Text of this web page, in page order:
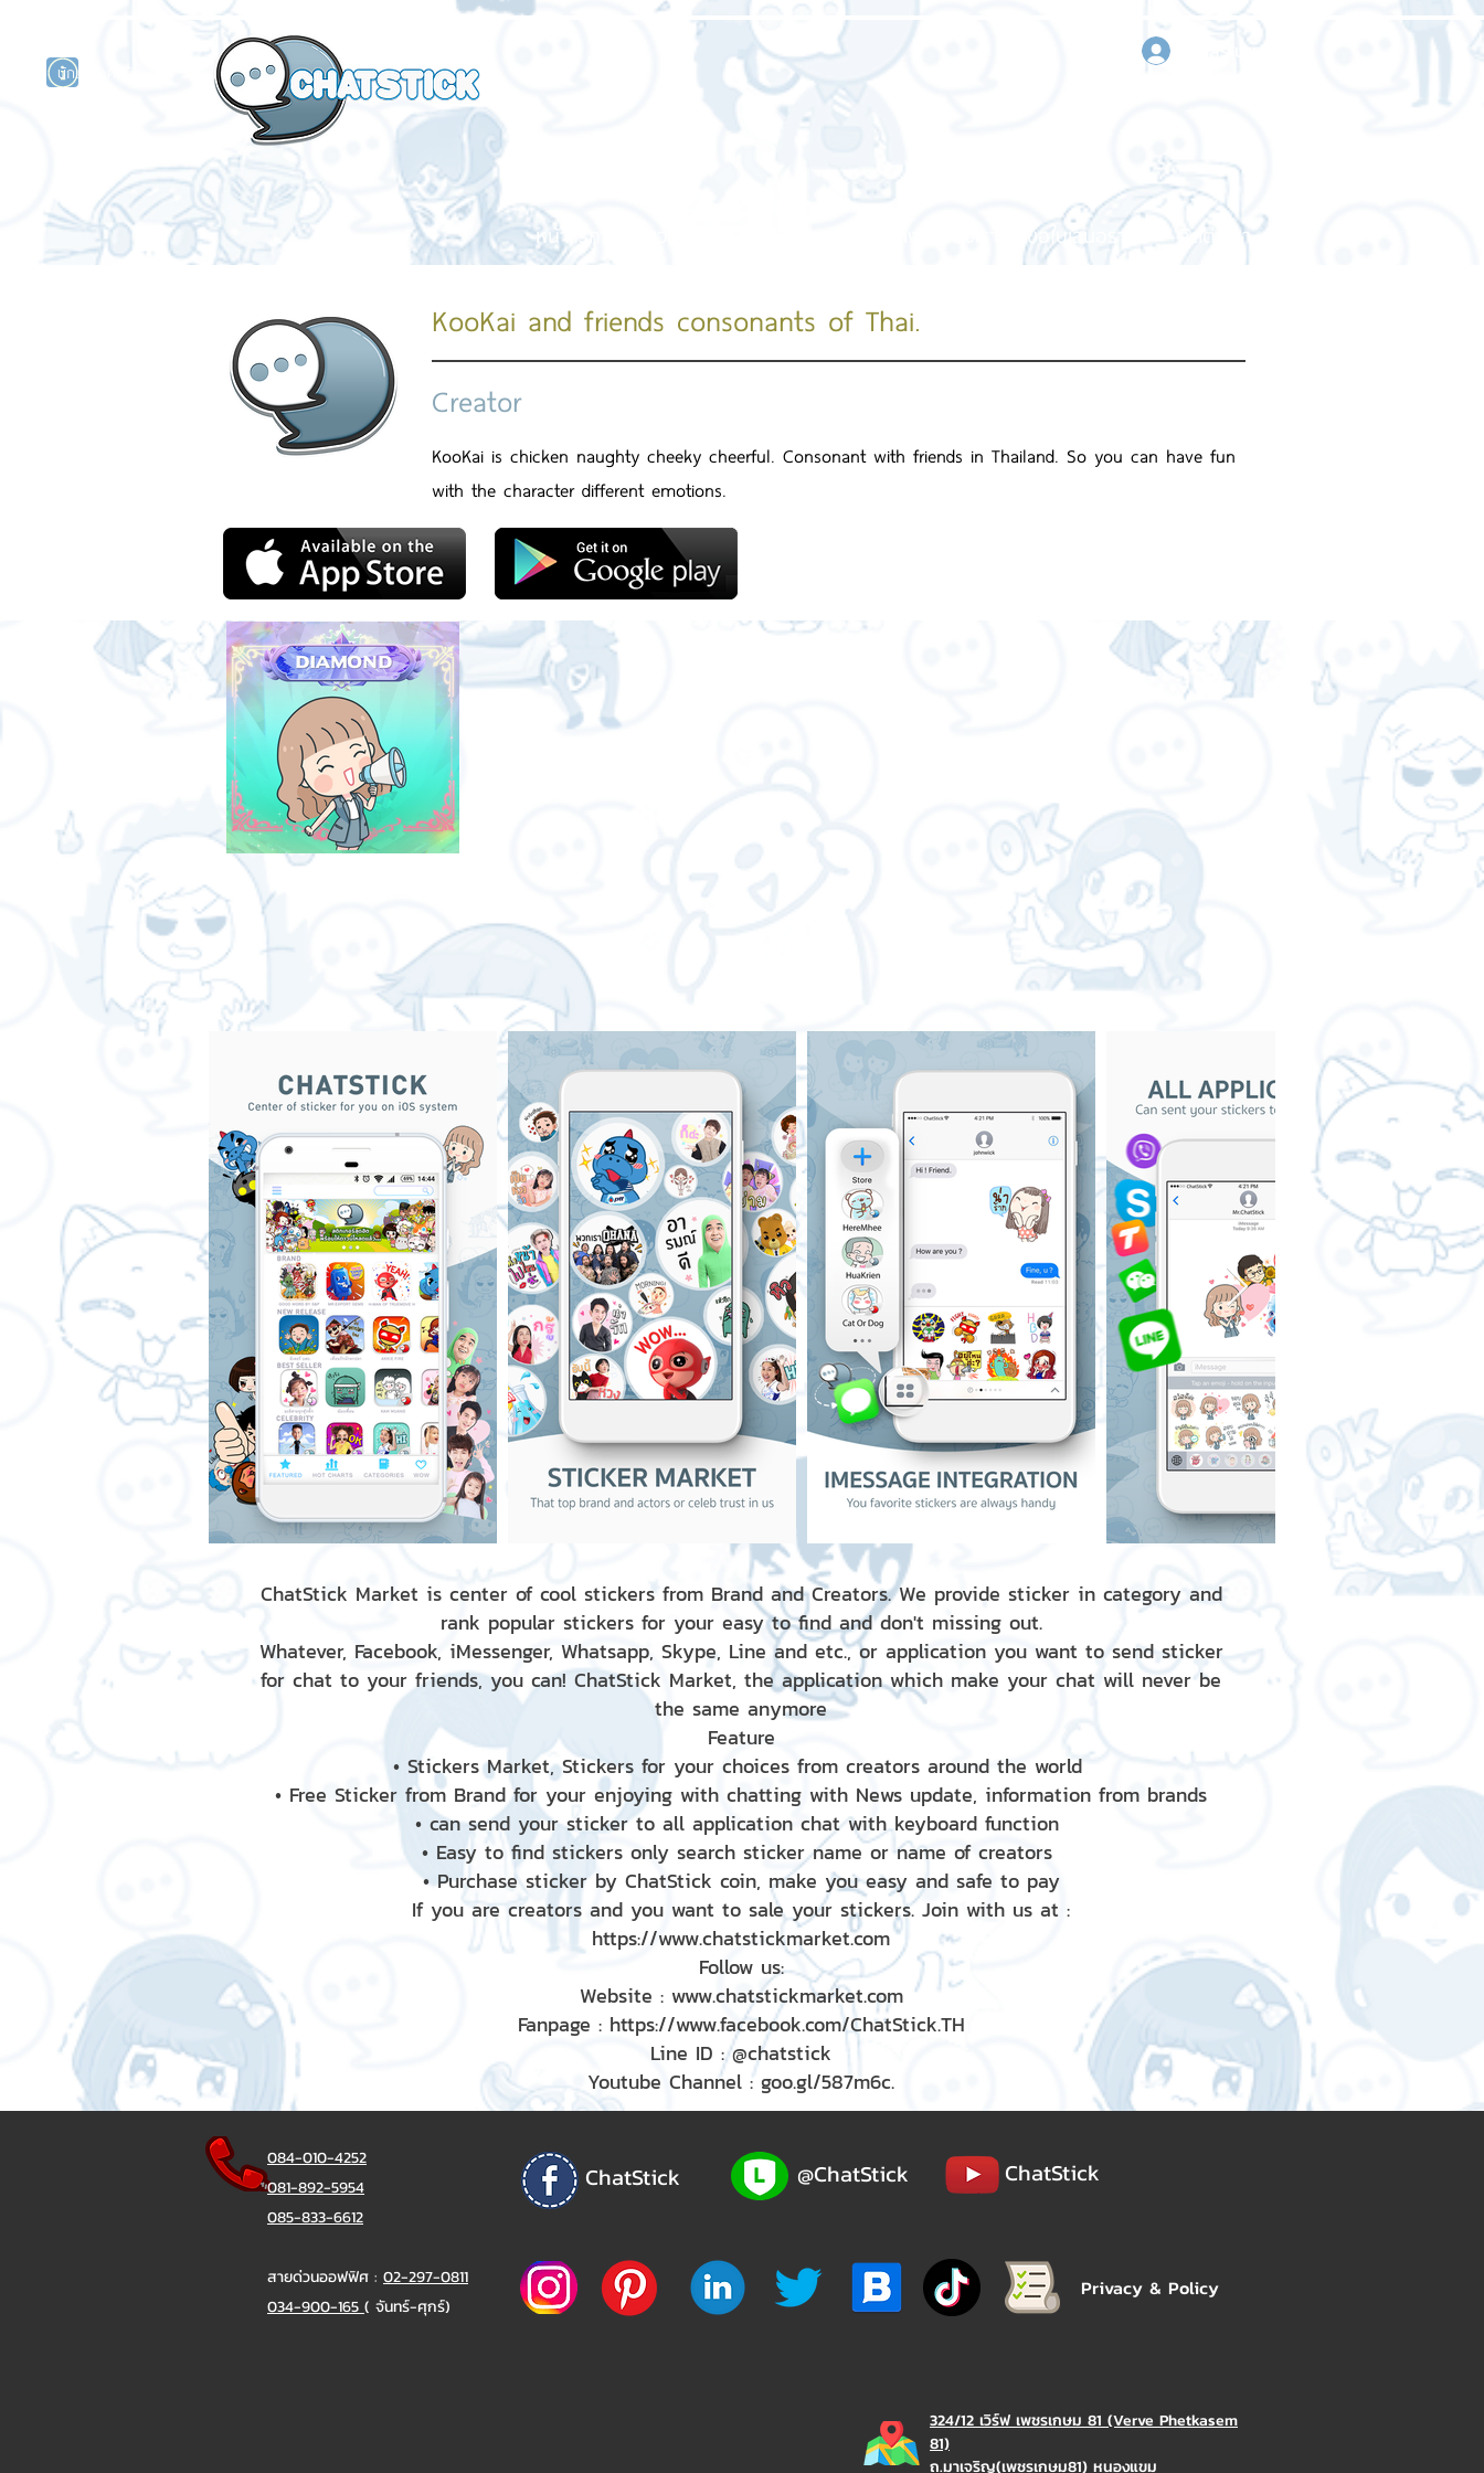
นักแสดงศิลปิน
เข้าสู่ระบบ
หน้าแรก ขอใบเสนอราคา ติดต่อเรา
KooKai and friends consonants of Thai.
Creator
KooKai is chicken naughty cheeky cheerful. Consonant with friends in Thailand. So you can have fun
with the character different emotions.
ChatStick Market is center of cool stickers from Brand and Creators. We provide sticker in category and
rank popular stickers for your easy to find and don't missing out.
Whatever, Facebook, iMessenger, Whatsapp, Skype, Line and etc., or application you want to send sticker
for chat to your friends, you can! ChatStick Market, the application which make your chat will never be
the same anymore
Feature
• Stickers Market, Stickers for your choices from creators around the world
• Free Sticker from Brand for your enjoying with chatting with News update, information from brands
• can send your sticker to all application chat with keyboard function
• Easy to find stickers only search sticker name or name of creators
• Purchase sticker by ChatStick coin, make you easy and safe to pay
If you are creators and you want to sale your stickers. Join with us at :
https://www.chatstickmarket.com
Follow us:
Website : www.chatstickmarket.com
Fanpage : https://www.facebook.com/ChatStick.TH
Line ID : @chatstick
Youtube Channel : goo.gl/587m6c.
084-010-4252
081-892-5954
085-833-6612
สายด่วนออฟฟิศ : 02-297-0811
034-900-165 ( จันทร์-ศุกร์)
ChatStick @ChatStick ChatStick
Privacy & Policy
324/12 เวิร์ฟ เพชรเกษม 81 (Verve Phetkasem
81)
ถ.มาเจริญ(เพชรเกษม81) หนองแขม